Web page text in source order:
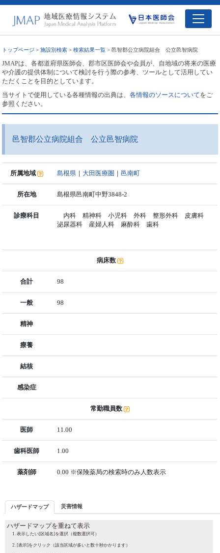
トップページ >施設別検索 >検索結果一覧 > 邑智郡公立病院組合 公立邑智病院
JMAPは、各都道府県医師会、郡市区医師会や会員が、自地域の将来の医療
や介護の提供体制について検討を行う際の参考、ツールとして活用してい
ただくことを目的としています。
当サイトで使用している各種情報の出典は、各情報のソースについてをご
参照ください。
邑智郡公立病院組合 公立邑智病院
所属地域 島根県 ｜ 大田医療圏 ｜邑南町
所在地 島根県邑南町中野3848-2
診療科目
内科 精神科 小児科 外科 整形外科 皮膚科
泌尿器科 産婦人科 麻酔科 歯科
病床数
合計 98
一般 98
精神
療養
結核
感染症
常勤職員数
医師 11.00
歯科医師 1.00
薬剤師 0.00 ※保険薬局の検索時のみ人数表示
ハザードマップ 災害情報
ハザードマップを重ねて表示
表示したい[区域名]を選択（複数選択可）
[表示]をクリック（該当区域が多いと数十秒かかります）